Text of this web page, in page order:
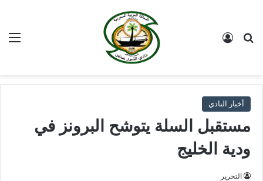
بحث عن
أخبار النادي
مستقبل السلة يتوشح البرونز في
ودية الخليج
التحرير